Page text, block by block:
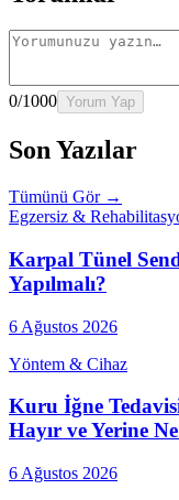
0/1000 Yorum Yap
Son Yazılar
Tümünü Gör →
Egzersiz &
Karpal Tünel
Yapılmalı?
6 Ağustos 2026
Yöntem & Cihaz
Kuru İğne
Hayır ve Yerine
6 Ağustos 2026